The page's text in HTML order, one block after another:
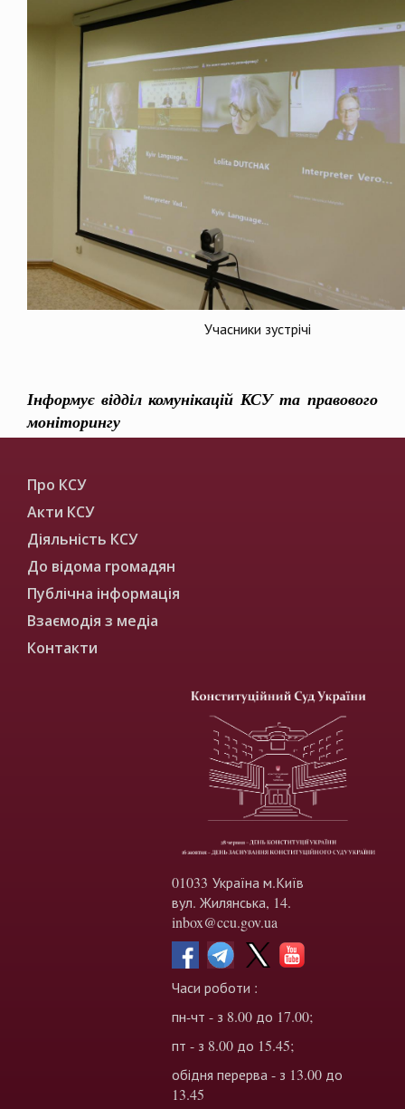
Учасники зустрічі
Інформує відділ комунікацій КСУ та правового
моніторингу
Про КСУ
Акти КСУ
Діяльність КСУ
До відома громадян
Публічна інформація
Взаємодія з медіа
Контакти
01033 Україна м.Київ
вул. Жилянська, 14.
inbox@ccu.gov.ua
Часи роботи :
пн-чт - з 8.00 до 17.00;
пт - з 8.00 до 15.45;
обідня перерва - з 13.00 до
13.45